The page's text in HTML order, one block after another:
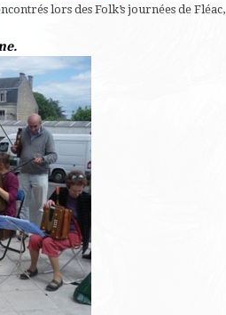
lors des Folk’s journées de Fléac,